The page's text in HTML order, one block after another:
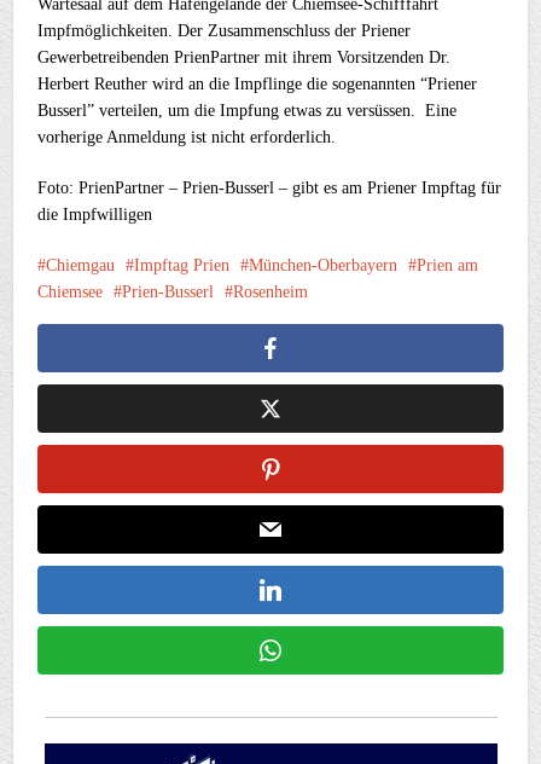
Wartesaal auf dem Hafengelände der Chiemsee-Schifffahrt
Impfmöglichkeiten. Der Zusammenschluss der Priener
Gewerbetreibenden PrienPartner mit ihrem Vorsitzenden Dr.
Herbert Reuther wird an die Impflinge die sogenannten “Priener
Busserl” verteilen, um die Impfung etwas zu versüssen. Eine
vorherige Anmeldung ist nicht erforderlich.
Foto: PrienPartner – Prien-Busserl – gibt es am Priener Impftag für
die Impfwilligen
Chiemgau Impftag Prien München-Oberbayern
Prien am
Chiemsee
Prien-Busserl Rosenheim